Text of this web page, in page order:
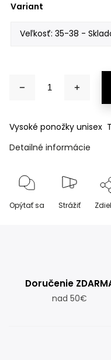
Variant
Vysoké ponožky unisex
Detailné informácie
Opýtať sa Strážiť
Doručenie
nad 50€